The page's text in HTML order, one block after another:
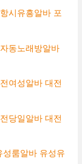
시유흥알바 포
동노래방알바
여성알바 대전
당일알바 대전
룸알바 유성유